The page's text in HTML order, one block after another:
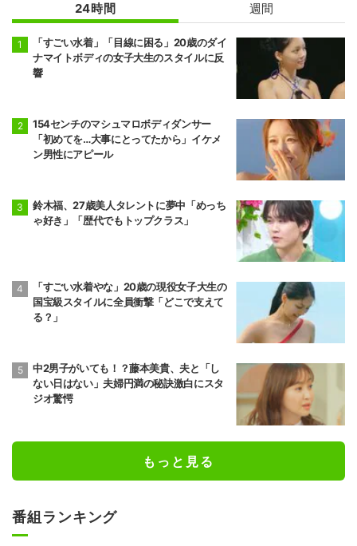
24時間 週間
「すごい水着」「目線に困る」20歳のダイ
ナマイトボディの女子大生のスタイルに反
響
154センチのマシュマロボディダンサー
「初めてを…大事にとってたから」イケメ
ン男性にアピール
鈴木福、27歳美人タレントに夢中「めっち
ゃ好き」「歴代でもトップクラス」
「すごい水着やな」20歳の現役女子大生の
国宝級スタイルに全員衝撃「どこで支えて
る？」
中2男子がいても！？藤本美貴、夫と「し
ない日はない」夫婦円満の秘訣激白にスタ
ジオ驚愕
もっと見る
番組ランキング